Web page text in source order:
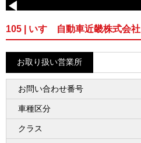
105 | いすゞ自動車近畿株式会社
お取り扱い営業所
お問い合わせ番号
車種区分
クラス